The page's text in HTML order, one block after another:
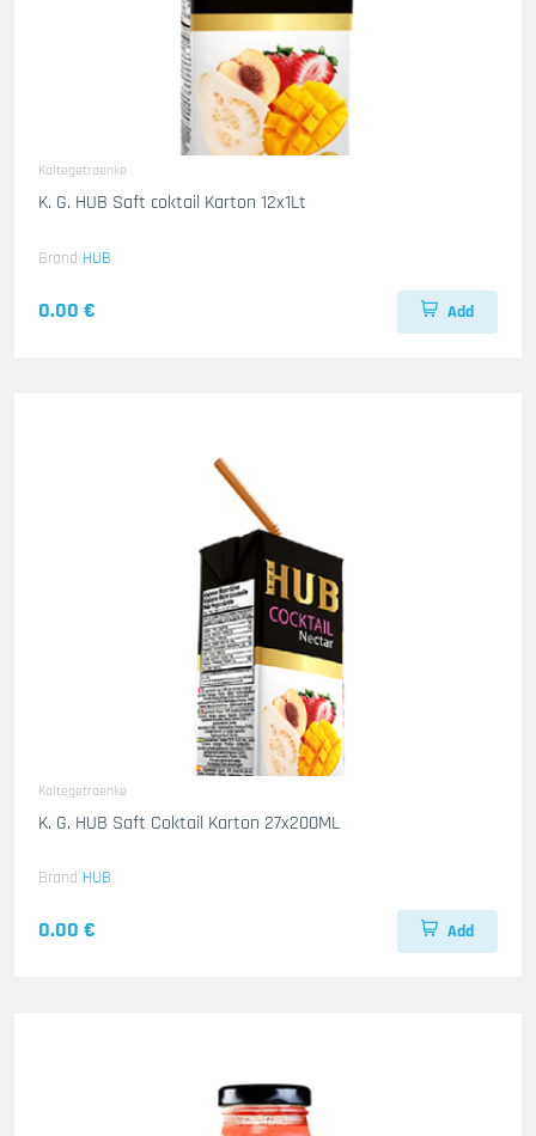
Kaltegetraenke
K. G. HUB Saft coktail Karton 12x1Lt
Brand HUB
0.00 € Add
Kaltegetraenke
K. G. HUB Saft Coktail Karton 27x200ML
Brand HUB
0.00 € Add